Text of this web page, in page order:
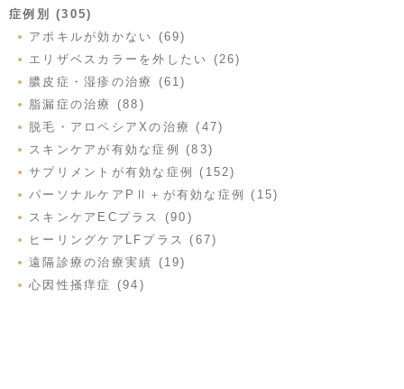
症例別 (305)
アポキルが効かない (69)
エリザベスカラーを外したい (26)
膿皮症・湿疹の治療 (61)
脂漏症の治療 (88)
脱毛・アロペシアXの治療 (47)
スキンケアが有効な症例 (83)
サプリメントが有効な症例 (152)
パーソナルケアPⅡ＋が有効な症例 (15)
スキンケアECプラス (90)
ヒーリングケアLFプラス (67)
遠隔診療の治療実績 (19)
心因性掻痒症 (94)